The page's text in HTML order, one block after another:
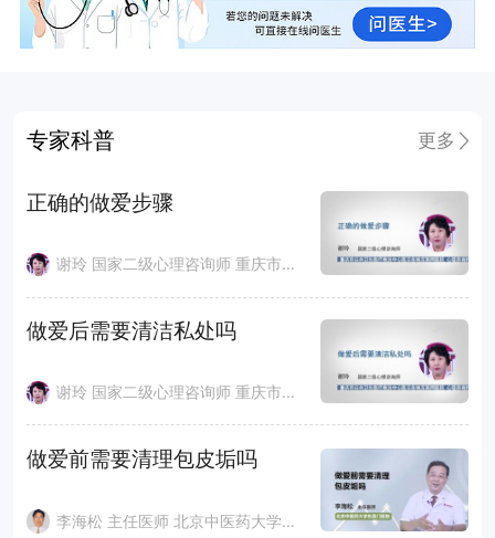
专家科普 更多
正确的做爱步骤
谢玲 国家二级心理咨询师 重庆市公共卫生医疗救治中心医云在线互联网医院
做爱后需要清洁私处吗
谢玲 国家二级心理咨询师 重庆市公共卫生医疗救治中心医云在线互联网医院
做爱前需要清理包皮垢吗
李海松 主任医师 北京中医药大学东直门医院